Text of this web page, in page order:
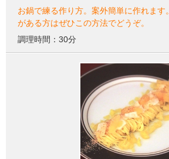
お鍋で練る作り方。案外簡単に作れます
がある方はぜひこの方法でどうぞ。
調理時間：30分